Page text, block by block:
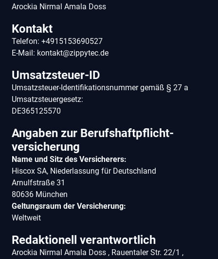
Arockia Nirmal Amala Doss
Kontakt
Telefon: +4915153690527
E-Mail: kontakt@zippytec.de
Umsatzsteuer-ID
Umsatzsteuer-Identifikationsnummer gemäß § 27 a
Umsatzsteuergesetz:
DE365125570
Angaben zur Berufs­haftpflicht­
versicherung
Name und Sitz des Versicherers:
Hiscox SA, Niederlassung für Deutschland
Arnulfstraße 31
80636 München
Geltungsraum der Versicherung:
Weltweit
Redaktionell verantwortlich
Arockia Nirmal Amala Doss , Rauentaler Str. 22/1 ,